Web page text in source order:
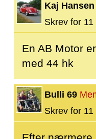
Kaj Hansen
Skrev for
En AB Motor
med 44 hk
Bulli 69
Skrev for